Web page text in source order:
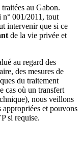
au Gabon.
001/2011, tout
intervenir que si ce
de la vie privée et
au regard des
des mesures de
du traitement
cas où un transfert
nous veillons
appropriées et pouvons
si requise.